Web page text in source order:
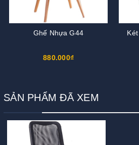
Ghế Nhựa G44
880.000₫
SẢN PHẨM ĐÃ XEM